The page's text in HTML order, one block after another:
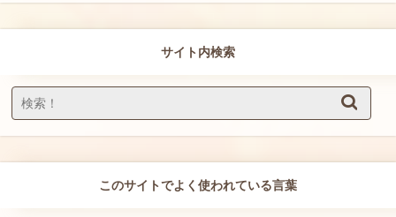
サイト内検索
このサイトでよく使われている言葉